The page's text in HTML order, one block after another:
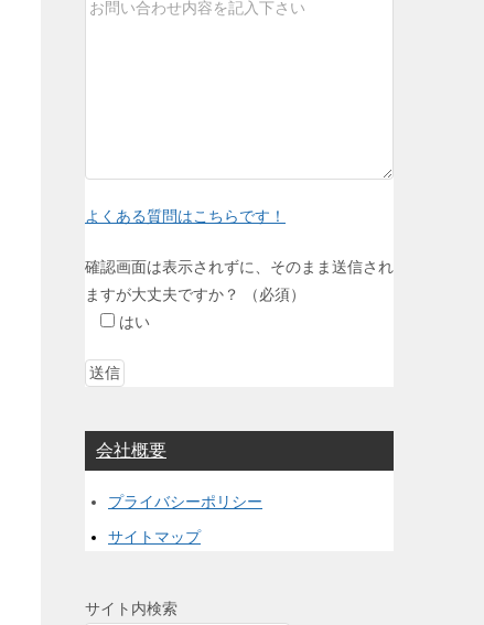
よくある質問はこちらです！
確認画面は表示されずに、そのまま送信され
ますが大丈夫ですか？
（必須）
はい
会社概要
プライバシーポリシー
サイトマップ
サイト内検索